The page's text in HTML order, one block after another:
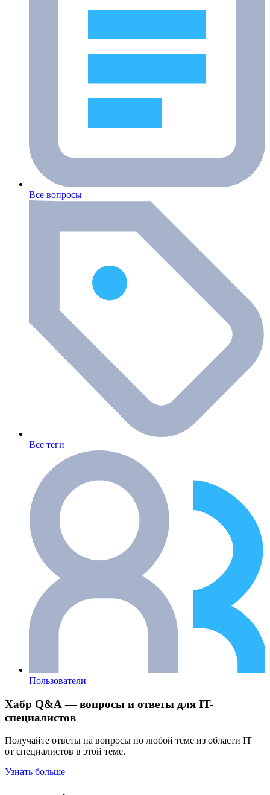
Все вопросы
Все теги
Пользователи
Хабр Q&A — вопросы и ответы для IT-
специалистов
Получайте ответы на вопросы по любой теме из области IT
от специалистов в этой теме.
Узнать больше